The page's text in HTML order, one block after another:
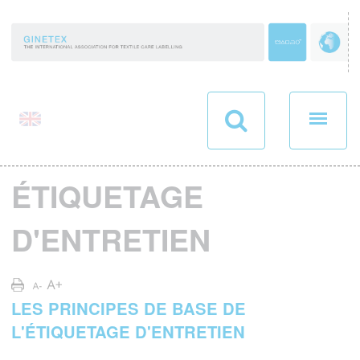
ÉTIQUETAGE
D'ENTRETIEN
LES PRINCIPES DE BASE DE
L'ÉTIQUETAGE D'ENTRETIEN